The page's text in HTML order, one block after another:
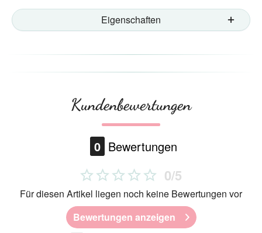
Eigenschaften
Kundenbewertungen
0 Bewertungen
0/5
Für diesen Artikel liegen noch keine Bewertungen vor
Bewertungen anzeigen